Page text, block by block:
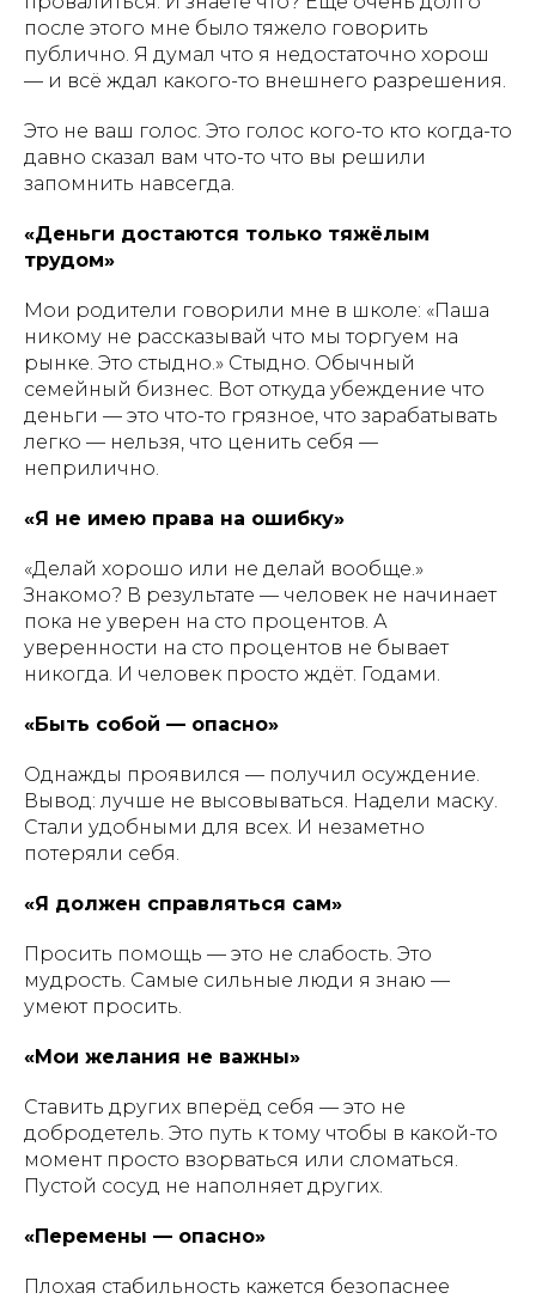
после этого мне было тяжело говорить
публично. Я думал что я недостаточно хорош
— и всё ждал какого-то внешнего разрешения.
Это не ваш голос. Это голос кого-то кто когда-то
давно сказал вам что-то что вы решили
запомнить навсегда.
«Деньги достаются только тяжёлым
трудом»
Мои родители говорили мне в школе: «Паша
никому не рассказывай что мы торгуем на
рынке. Это стыдно.» Стыдно. Обычный
семейный бизнес. Вот откуда убеждение что
деньги — это что-то грязное, что зарабатывать
легко — нельзя, что ценить себя —
неприлично.
«Я не имею права на ошибку»
«Делай хорошо или не делай вообще.»
Знакомо? В результате — человек не начинает
пока не уверен на сто процентов. А
уверенности на сто процентов не бывает
никогда. И человек просто ждёт. Годами.
«Быть собой — опасно»
Однажды проявился — получил осуждение.
Вывод: лучше не высовываться. Надели маску.
Стали удобными для всех. И незаметно
потеряли себя.
«Я должен справляться сам»
Просить помощь — это не слабость. Это
мудрость. Самые сильные люди я знаю —
умеют просить.
«Мои желания не важны»
Ставить других вперёд себя — это не
добродетель. Это путь к тому чтобы в какой-то
момент просто взорваться или сломаться.
Пустой сосуд не наполняет других.
«Перемены — опасно»
Плохая стабильность кажется безопаснее